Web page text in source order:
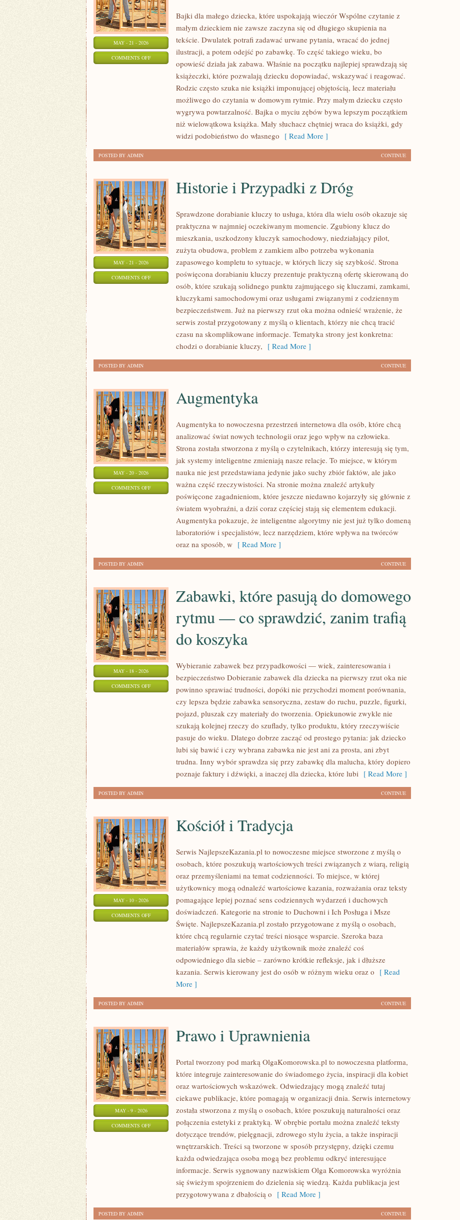
MAY - 21 - 2026
COMMENTS OFFON
Bajki dla małego dziecka, które uspokajają wieczór Wspólne czytanie z
małym dzieckiem nie zawsze zaczyna się od długiego skupienia na
tekście. Dwulatek potrafi zadawać urwane pytania, wracać do jednej
ilustracji, a potem odejść po zabawkę. To część takiego wieku, bo
opowieść działa jak zabawa. Właśnie na początku najlepiej sprawdzają się
książeczki, które pozwalają dziecku dopowiadać, wskazywać i reagować.
Rodzic często szuka nie książki imponującej objętością, lecz materiału
możliwego do czytania w domowym rytmie. Przy małym dziecku często
wygrywa powtarzalność. Bajka o myciu zębów bywa lepszym początkiem
niż wielowątkowa książka. Mały słuchacz chętniej wraca do książki, gdy
widzi podobieństwo do własnego [ Read More ]
CONTINUE
POSTED BY ADMIN
MAY - 21 - 2026
COMMENTS OFFON
PRZYPADKI
Historie i Przypadki z Dróg
Sprawdzone dorabianie kluczy to usługa, która dla wielu osób okazuje się
praktyczna w najmniej oczekiwanym momencie. Zgubiony klucz do
mieszkania, uszkodzony kluczyk samochodowy, niedziałający pilot,
zużyta obudowa, problem z zamkiem albo potrzeba wykonania
zapasowego kompletu to sytuacje, w których liczy się szybkość. Strona
poświęcona dorabianiu kluczy prezentuje praktyczną ofertę skierowaną do
osób, które szukają solidnego punktu zajmującego się kluczami, zamkami,
kluczykami samochodowymi oraz usługami związanymi z codziennym
bezpieczeństwem. Już na pierwszy rzut oka można odnieść wrażenie, że
serwis został przygotowany z myślą o klientach, którzy nie chcą tracić
czasu na skomplikowane informacje. Tematyka strony jest konkretna:
chodzi o dorabianie kluczy, [ Read More ]
CONTINUE
POSTED BY ADMIN
MAY - 20 - 2026
COMMENTS OFFON
AUGMENTYKA
Augmentyka
Augmentyka to nowoczesna przestrzeń internetowa dla osób, które chcą
analizować świat nowych technologii oraz jego wpływ na człowieka.
Strona została stworzona z myślą o czytelnikach, którzy interesują się tym,
jak systemy inteligentne zmieniają nasze relacje. To miejsce, w którym
nauka nie jest przedstawiana jedynie jako suchy zbiór faktów, ale jako
ważna część rzeczywistości. Na stronie można znaleźć artykuły
poświęcone zagadnieniom, które jeszcze niedawno kojarzyły się głównie z
światem wyobraźni, a dziś coraz częściej stają się elementem edukacji.
Augmentyka pokazuje, że inteligentne algorytmy nie jest już tylko domeną
laboratoriów i specjalistów, lecz narzędziem, które wpływa na twórców
oraz na sposób, w [ Read More ]
CONTINUE
POSTED BY ADMIN
MAY - 18 - 2026
COMMENTS OFFON
DOMOWEGO
CO
SPRAWDZIĆ,
TRAFIĄ
DO
KOSZYKA
Zabawki, które pasują do domowego
rytmu — co sprawdzić, zanim trafią
do koszyka
Wybieranie zabawek bez przypadkowości — wiek, zainteresowania i
bezpieczeństwo Dobieranie zabawek dla dziecka na pierwszy rzut oka nie
powinno sprawiać trudności, dopóki nie przychodzi moment porównania,
czy lepsza będzie zabawka sensoryczna, zestaw do ruchu, puzzle, figurki,
pojazd, pluszak czy materiały do tworzenia. Opiekunowie zwykle nie
szukają kolejnej rzeczy do szuflady, tylko produktu, który rzeczywiście
pasuje do wieku. Dlatego dobrze zacząć od prostego pytania: jak dziecko
lubi się bawić i czy wybrana zabawka nie jest ani za prosta, ani zbyt
trudna. Inny wybór sprawdza się przy zabawkę dla malucha, który dopiero
poznaje faktury i dźwięki, a inaczej dla dziecka, które lubi [ Read More ]
CONTINUE
POSTED BY ADMIN
MAY - 10 - 2026
COMMENTS OFFON
Kościół i Tradycja
Serwis NajlepszeKazania.pl to nowoczesne miejsce stworzone z myślą o
osobach, które poszukują wartościowych treści związanych z wiarą, religią
oraz przemyśleniami na temat codzienności. To miejsce, w której
użytkownicy mogą odnaleźć wartościowe kazania, rozważania oraz teksty
pomagające lepiej poznać sens codziennych wydarzeń i duchowych
doświadczeń. Kategorie na stronie to Duchowni i Ich Posługa i Msze
Święte. NajlepszeKazania.pl zostało przygotowane z myślą o osobach,
które chcą regularnie czytać treści niosące wsparcie. Szeroka baza
materiałów sprawia, że każdy użytkownik może znaleźć coś
odpowiedniego dla siebie – zarówno krótkie refleksje, jak i dłuższe
kazania. Serwis kierowany jest do osób w różnym wieku oraz o [ Read
More ]
CONTINUE
POSTED BY ADMIN
MAY - 9 - 2026
COMMENTS OFFON
UPRAWNIENIA
Prawo i Uprawnienia
Portal tworzony pod marką OlgaKomorowska.pl to nowoczesna platforma,
które integruje zainteresowanie do świadomego życia, inspiracji dla kobiet
oraz wartościowych wskazówek. Odwiedzający mogą znaleźć tutaj
ciekawe publikacje, które pomagają w organizacji dnia. Serwis internetowy
została stworzona z myślą o osobach, które poszukują naturalności oraz
połączenia estetyki z praktyką. W obrębie portalu można znaleźć teksty
dotyczące trendów, pielęgnacji, zdrowego stylu życia, a także inspiracji
wnętrzarskich. Treści są tworzone w sposób przystępny, dzięki czemu
każda odwiedzająca osoba mogą bez problemu odkryć interesujące
informacje. Serwis sygnowany nazwiskiem Olga Komorowska wyróżnia
się świeżym spojrzeniem do dzielenia się wiedzą. Każda publikacja jest
przygotowywana z dbałością o [ Read More ]
CONTINUE
POSTED BY ADMIN